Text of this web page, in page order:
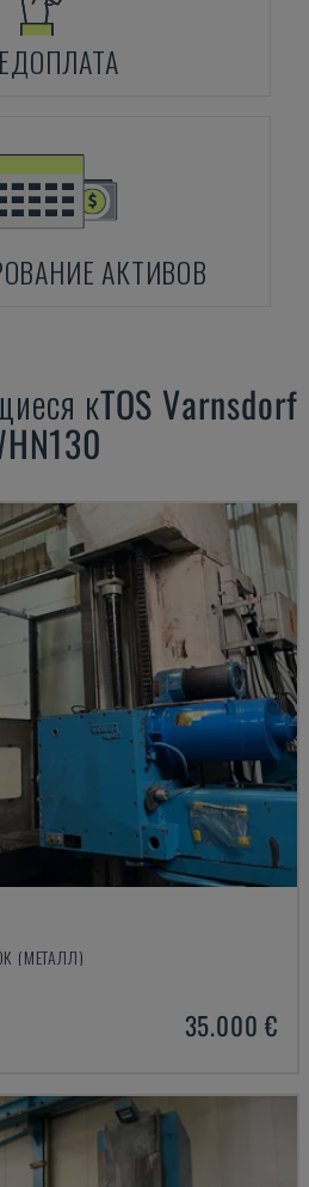
АКТИВОВ
кTOS Varnsdorf
(МЕТАЛЛ)
35.000 €